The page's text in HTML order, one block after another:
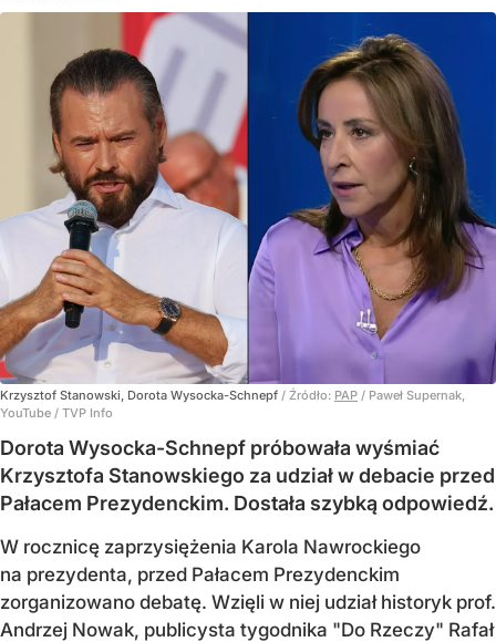
Krzysztof Stanowski, Dorota Wysocka-Schnepf / Źródło: PAP / Paweł Supernak,
YouTube / TVP Info
Dorota Wysocka-Schnepf próbowała wyśmiać
Krzysztofa Stanowskiego za udział w debacie przed
Pałacem Prezydenckim. Dostała szybką odpowiedź.
W rocznicę zaprzysiężenia Karola Nawrockiego
na prezydenta, przed Pałacem Prezydenckim
zorganizowano debatę. Wzięli w niej udział historyk prof.
Andrzej Nowak, publicysta tygodnika "Do Rzeczy" Rafał